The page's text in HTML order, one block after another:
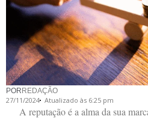
POR REDAÇÃO
27/11/2024 Atualizado às 6:25 pm
A reputação é a alma da sua